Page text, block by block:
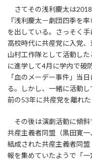
さてその浅利慶太は
『浅利慶太－劇団四季を
を出している。さっそく
高校時代に共産党に入党、
山村工作隊として活動し
に進学して4月に学内で破
「血のメーデー事件」当
る。しかし、一緒に活動
前の53年に共産党を離れた
その後は演劇活動に傾斜
共産主義者同盟（黒田寛
結成された共産主義者同
報を集めていたようで「